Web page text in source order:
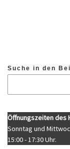
Suche in den
Öffnungszeiten des
Sonntag und
15:00 - 17:30 Uhr.